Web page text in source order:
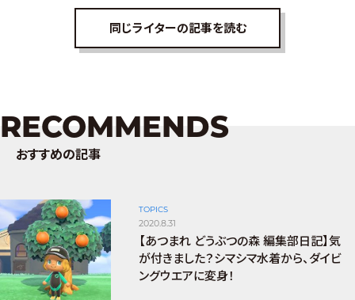
同じライターの記事を読む
RECOMMENDS
おすすめの記事
TOPICS
2020.8.31
【あつまれ どうぶつの森 編集部日記】気
が付きました？シマシマ水着から、ダイビ
ングウエアに変身！